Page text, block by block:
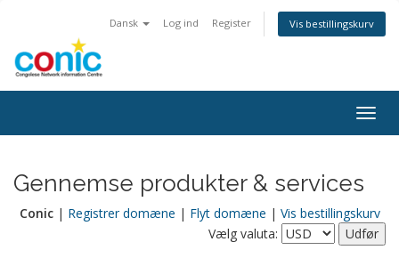
Dansk Log ind Register Vis bestillingskurv
Gennemse produkter & services
Conic| Registrer domæne | Flyt domæne | Vis bestillingskurv
Vælg valuta: